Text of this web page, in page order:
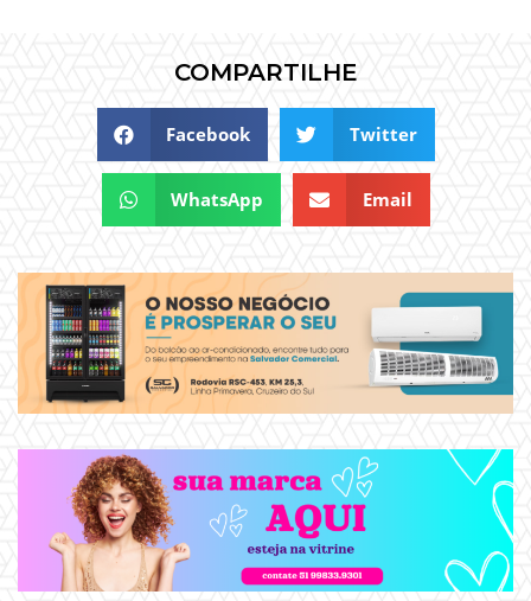
COMPARTILHE
Facebook Twitter
WhatsApp Email